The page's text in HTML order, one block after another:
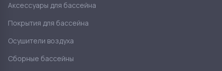
Аксессуары для бассейна
Покрытия для бассейна
Осушители воздуха
Сборные бассейны